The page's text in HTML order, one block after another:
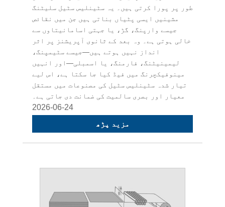
طور پر پورا کرتی ہیں۔ یہ سٹینلیس سٹیل سلیٹنگ
مشینیں ایسی پٹیاں بناتی ہیں جن میں نقائص
جیسے وارپنگ، گڑ، یا جہتی اسامانیتاوں سے
خالی ہوتی ہے۔ وہ بعد کے ثانوی آپریشنز پر اثر
انداز نہیں ہوتے ہیں—جیسے سٹیمپنگ،
لیمینیٹنگ، فارمنگ، یا اسمبلی—اور انہیں
مینوفیکچرنگ میں فیڈ کیا جا سکتا ہے، اس لیے
تیار شدہ سٹینلیس سٹیل کی مصنوعات میں مستقل
معیار اور بصری سالمیت کی ضمانت دی جاتی ہے۔
2026-06-24
مزید پڑھ